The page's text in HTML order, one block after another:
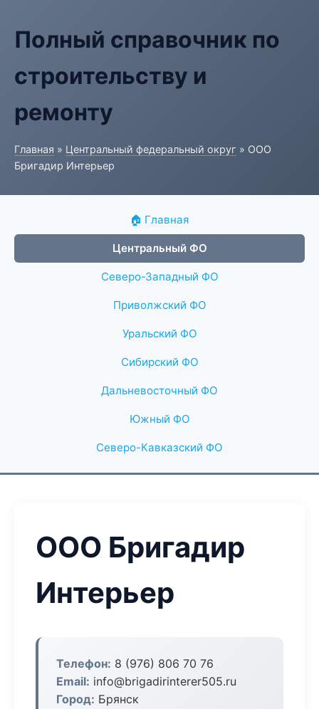
Полный справочник по
строительству и
ремонту
Главная » Центральный федеральный округ » ООО
Бригадир Интерьер
🏠 Главная
Центральный ФО
Северо-Западный ФО
Приволжский ФО
Уральский ФО
Сибирский ФО
Дальневосточный ФО
Южный ФО
Северо-Кавказский ФО
ООО Бригадир
Интерьер
Телефон: 8 (976) 806 70 76
Email: info@brigadirinterer505.ru
Город: Брянск